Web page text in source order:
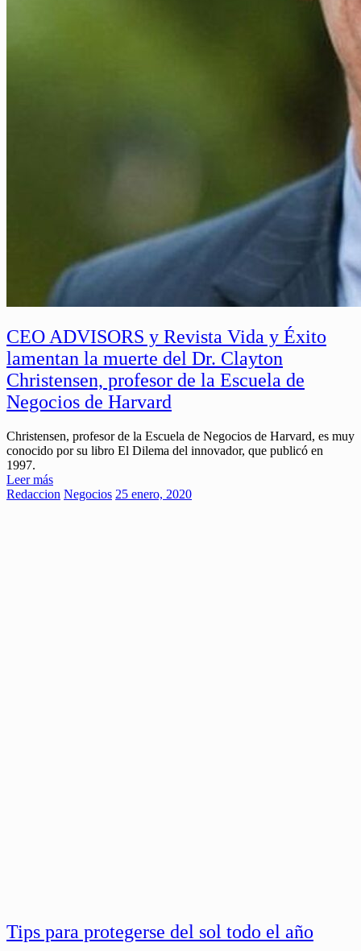
CEO ADVISORS y Revista Vida y Éxito
lamentan la muerte del Dr. Clayton
Christensen, profesor de la Escuela de
Negocios de Harvard
Christensen, profesor de la Escuela de Negocios de Harvard, es muy
conocido por su libro El Dilema del innovador, que publicó en
1997.
Leer más
Redaccion Negocios 25 enero, 2020
Tips para protegerse del sol todo el año